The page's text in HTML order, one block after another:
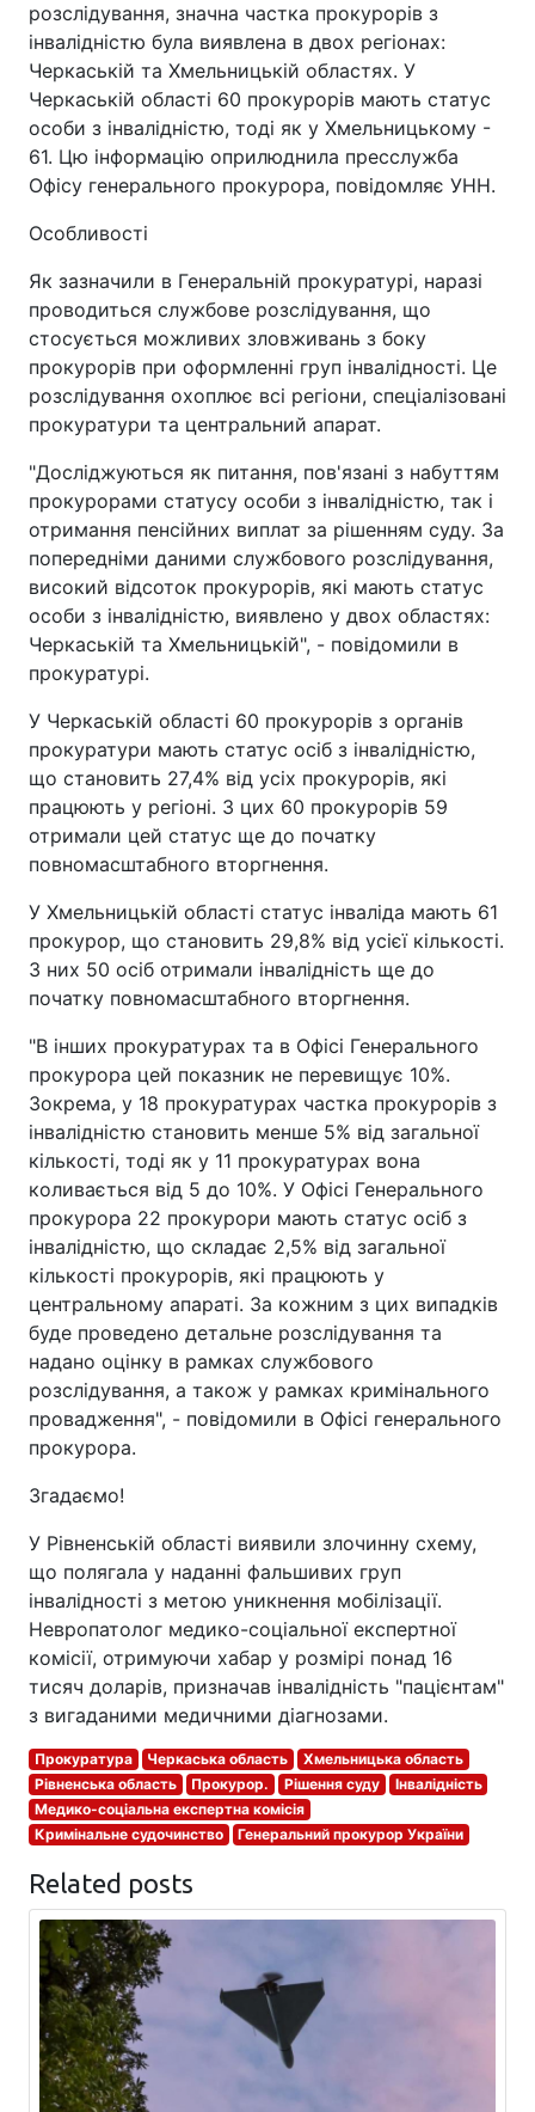
розслідування, значна частка прокурорів з
інвалідністю була виявлена в двох регіонах:
Черкаській та Хмельницькій областях. У
Черкаській області 60 прокурорів мають статус
особи з інвалідністю, тоді як у Хмельницькому -
61. Цю інформацію оприлюднила пресслужба
Офісу генерального прокурора, повідомляє УНН.
Особливості
Як зазначили в Генеральній прокуратурі, наразі
проводиться службове розслідування, що
стосується можливих зловживань з боку
прокурорів при оформленні груп інвалідності. Це
розслідування охоплює всі регіони, спеціалізовані
прокуратури та центральний апарат.
"Досліджуються як питання, пов'язані з набуттям
прокурорами статусу особи з інвалідністю, так і
отримання пенсійних виплат за рішенням суду. За
попередніми даними службового розслідування,
високий відсоток прокурорів, які мають статус
особи з інвалідністю, виявлено у двох областях:
Черкаській та Хмельницькій", - повідомили в
прокуратурі.
У Черкаській області 60 прокурорів з органів
прокуратури мають статус осіб з інвалідністю,
що становить 27,4% від усіх прокурорів, які
працюють у регіоні. З цих 60 прокурорів 59
отримали цей статус ще до початку
повномасштабного вторгнення.
У Хмельницькій області статус інваліда мають 61
прокурор, що становить 29,8% від усієї кількості.
З них 50 осіб отримали інвалідність ще до
початку повномасштабного вторгнення.
"В інших прокуратурах та в Офісі Генерального
прокурора цей показник не перевищує 10%.
Зокрема, у 18 прокуратурах частка прокурорів з
інвалідністю становить менше 5% від загальної
кількості, тоді як у 11 прокуратурах вона
коливається від 5 до 10%. У Офісі Генерального
прокурора 22 прокурори мають статус осіб з
інвалідністю, що складає 2,5% від загальної
кількості прокурорів, які працюють у
центральному апараті. За кожним з цих випадків
буде проведено детальне розслідування та
надано оцінку в рамках службового
розслідування, а також у рамках кримінального
провадження", - повідомили в Офісі генерального
прокурора.
Згадаємо!
У Рівненській області виявили злочинну схему,
що полягала у наданні фальшивих груп
інвалідності з метою уникнення мобілізації.
Невропатолог медико-соціальної експертної
комісії, отримуючи хабар у розмірі понад 16
тисяч доларів, призначав інвалідність "пацієнтам"
з вигаданими медичними діагнозами.
Прокуратура Черкаська область
Хмельницька область
Рівненська область
Прокурор. Рішення суду
Інвалідність
Медико-соціальна експертна комісія
Кримінальне судочинство
Генеральний прокурор України
Related posts